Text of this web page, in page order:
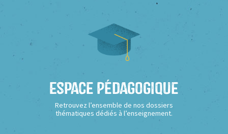
Espace Pédagogique
Retrouvez l’ensemble de nos dossiers
thématiques dédiés à l’enseignement.